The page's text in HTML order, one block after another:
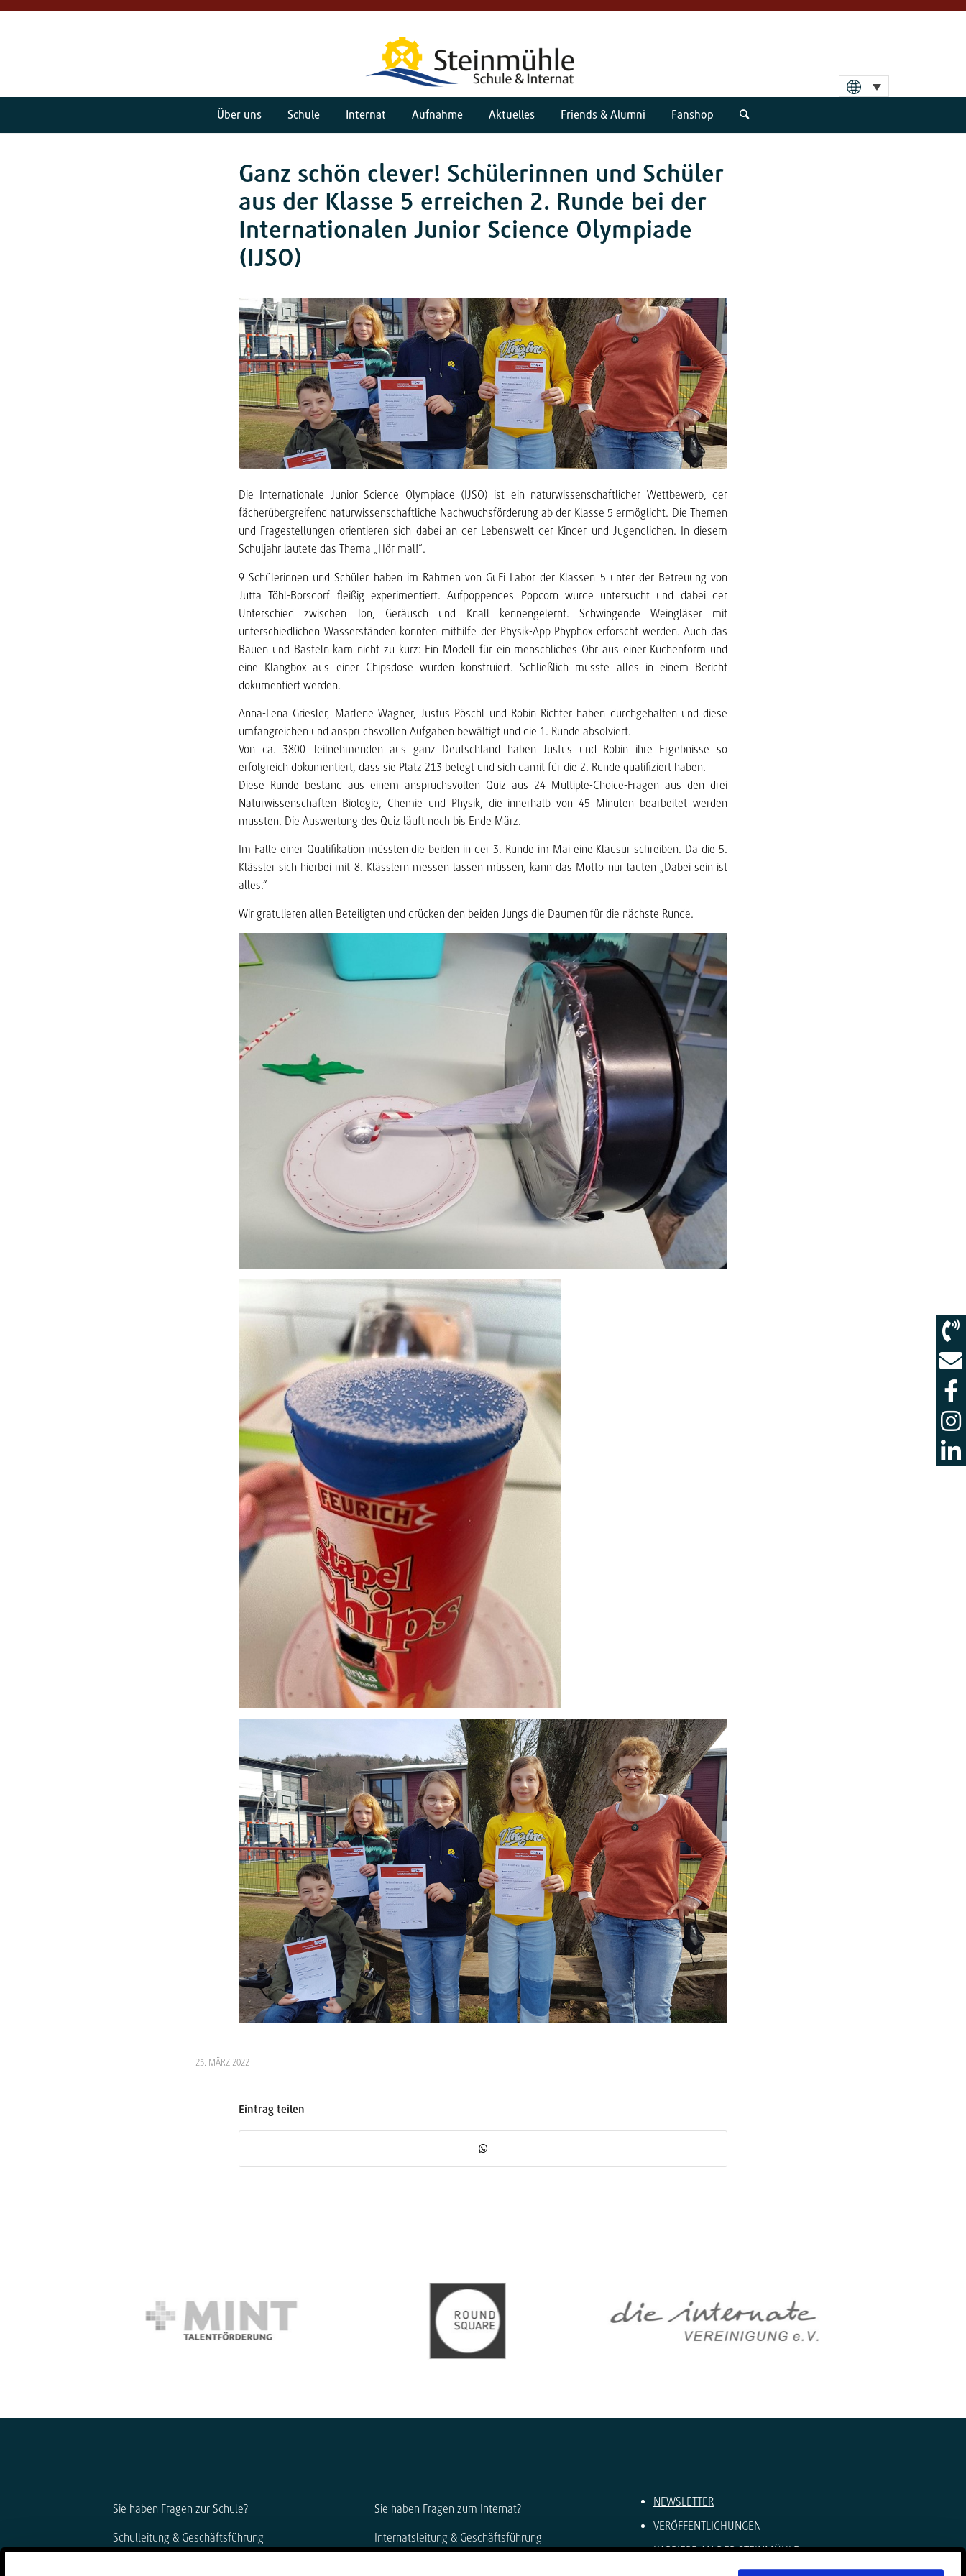
Über uns Schule Internat Aufnahme Aktuelles Friends & Alumni Fanshop
Ganz schön clever! Schülerinnen und Schüler
aus der Klasse 5 erreichen 2. Runde bei der
Internationalen Junior Science Olympiade
(IJSO)
Die Internationale Junior Science Olympiade (IJSO) ist ein naturwissenschaftlicher Wettbewerb, der
fächerübergreifend naturwissenschaftliche Nachwuchsförderung ab der Klasse 5 ermöglicht. Die Themen
und Fragestellungen orientieren sich dabei an der Lebenswelt der Kinder und Jugendlichen. In diesem
Schuljahr lautete das Thema „Hör mal!“.
9 Schülerinnen und Schüler haben im Rahmen von GuFi Labor der Klassen 5 unter der Betreuung von
Jutta Töhl-Borsdorf fleißig experimentiert. Aufpoppendes Popcorn wurde untersucht und dabei der
Unterschied zwischen Ton, Geräusch und Knall kennengelernt. Schwingende Weingläser mit
unterschiedlichen Wasserständen konnten mithilfe der Physik-App Phyphox erforscht werden. Auch das
Bauen und Basteln kam nicht zu kurz: Ein Modell für ein menschliches Ohr aus einer Kuchenform und
eine Klangbox aus einer Chipsdose wurden konstruiert. Schließlich musste alles in einem Bericht
dokumentiert werden.
Anna-Lena Griesler, Marlene Wagner, Justus Pöschl und Robin Richter haben durchgehalten und diese
umfangreichen und anspruchsvollen Aufgaben bewältigt und die 1. Runde absolviert.
Von ca. 3800 Teilnehmenden aus ganz Deutschland haben Justus und Robin ihre Ergebnisse so
erfolgreich dokumentiert, dass sie Platz 213 belegt und sich damit für die 2. Runde qualifiziert haben.
Diese Runde bestand aus einem anspruchsvollen Quiz aus 24 Multiple-Choice-Fragen aus den drei
Naturwissenschaften Biologie, Chemie und Physik, die innerhalb von 45 Minuten bearbeitet werden
mussten. Die Auswertung des Quiz läuft noch bis Ende März.
Im Falle einer Qualifikation müssten die beiden in der 3. Runde im Mai eine Klausur schreiben. Da die 5.
Klässler sich hierbei mit 8. Klässlern messen lassen müssen, kann das Motto nur lauten „Dabei sein ist
alles.“
Wir gratulieren allen Beteiligten und drücken den beiden Jungs die Daumen für die nächste Runde.
25. MÄRZ 2022
Eintrag teilen
Sie haben Fragen zur Schule?
Schulleitung & Geschäftsführung
Sie haben Fragen zum Internat?
Internatsleitung & Geschäftsführung
NEWSLETTER
VERÖFFENTLICHUNGEN
KARRIERE AN DER STEINMÜHLE